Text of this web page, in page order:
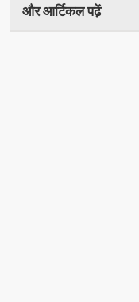
और आर्टिकल पढे़ं